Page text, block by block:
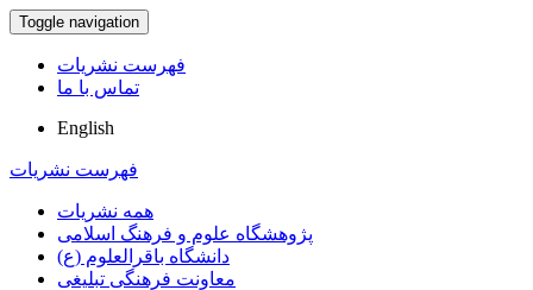
Toggle navigation
فهرست نشریات
تماس با ما
English
فهرست نشریات
همه نشریات
پژوهشگاه علوم و فرهنگ اسلامی
دانشگاه باقرالعلوم (ع)
معاونت فرهنگی تبلیغی